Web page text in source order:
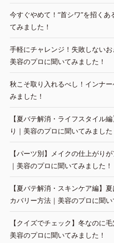
今すぐやめて！“首シワ”を招く
てみました！
手軽にチャレンジ！失敗しない
美容のプロに聞いてみました！
秋こそ取り入れるべし！インナ
みました！
【夏バテ解消・ライフスタイル
り｜美容のプロに聞いてみました
【パーツ別】メイクの仕上がり
｜美容のプロに聞いてみました！
【夏バテ解消・スキンケア編】
カバリー方法｜美容のプロに聞い
【クイズでチェック】冬なのに
美容のプロに聞いてみました！